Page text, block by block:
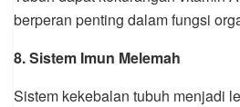
berperan penting dalam fungsi
8. Sistem Imun Melemah
Sistem kekebalan tubuh menjadi